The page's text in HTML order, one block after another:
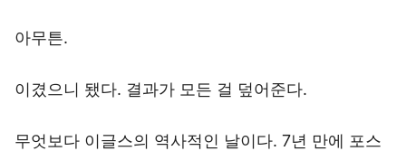
아무튼.
이겼으니 됐다. 결과가 모든 걸 덮어준다.
무엇보다 이글스의 역사적인 날이다. 7년 만에 포스